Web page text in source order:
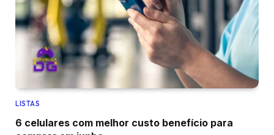
LISTAS
6 celulares com melhor custo benefício para